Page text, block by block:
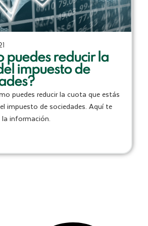
puedes reducir la
impuesto de
puedes reducir la cuota que estás
impuesto de sociedades. Aquí te
información.